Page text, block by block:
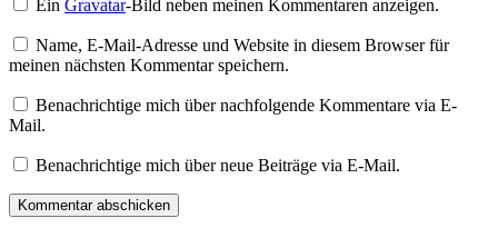
EinGravatar-Bild neben meinen Kommentaren anzeigen.
Name, E-Mail-Adresse und Website in diesem Browser für
meinen nächsten Kommentar speichern.
Benachrichtige mich über nachfolgende Kommentare via E-
Mail.
Benachrichtige mich über neue Beiträge via E-Mail.